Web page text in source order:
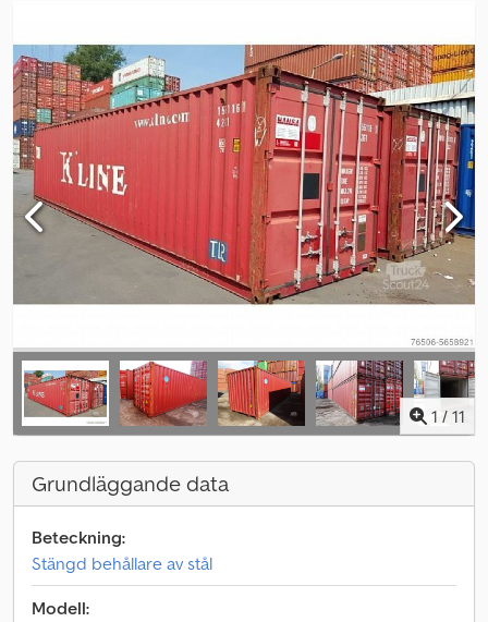
1 / 11
Grundläggande data
Beteckning:
Stängd behållare av stål
Modell: